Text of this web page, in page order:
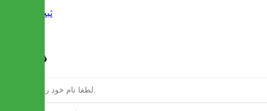
ثبت نام
فرم ثبت نام